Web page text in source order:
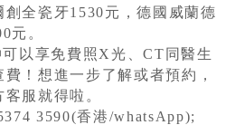
全瓷牙1530元，德國威蘭德
元。
以享免費照X光、CT同醫生
！想進一步了解或者預約，
服就得啦。
3590(香港/whatsApp);